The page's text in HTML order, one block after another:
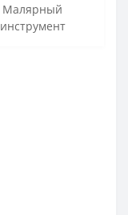
Малярный
инструмент